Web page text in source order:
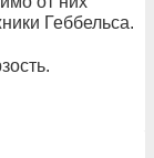
Геббельса.